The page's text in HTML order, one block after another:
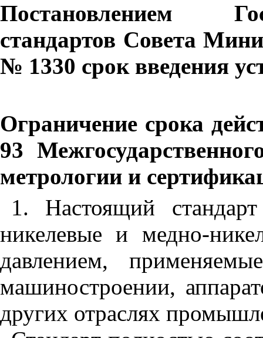
Постановлением
стандартов Совета
№ 1330 срок введения
Ограничение срока
93
метрологии и
1. Настоящий
никелевые и медно-
давлением,
машиностроении,
других отраслях